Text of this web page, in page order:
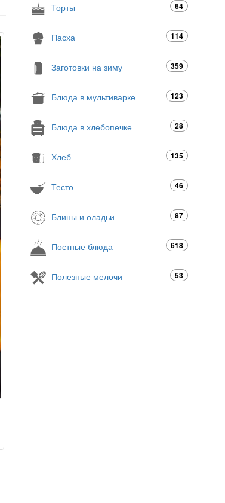
Торты 64
Пасха 114
Заготовки на зиму 359
Блюда в мультиварке 123
Блюда в хлебопечке 28
Хлеб 135
Тесто 46
Блины и оладьи 87
Постные блюда 618
Полезные мелочи 53